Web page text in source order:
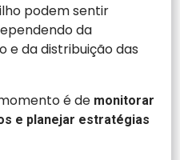
podem sentir
da
e da distribuição das
é de monitorar
e planejar estratégias